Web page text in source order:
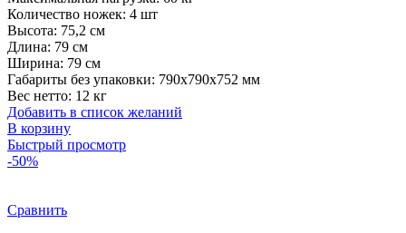
Количество ножек: 4 шт
Высота: 75,2 см
Длина: 79 см
Ширина: 79 см
Габариты без упаковки: 790х790х752 мм
Вес нетто: 12 кг
Добавить в список желаний
В корзину
Быстрый просмотр
-50%
Сравнить